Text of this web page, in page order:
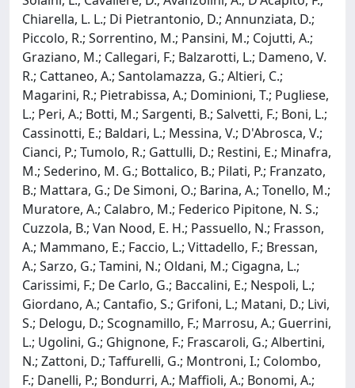
Chiarella, L. L.; Di Pietrantonio, D.; Annunziata, D.;
Piccolo, R.; Sorrentino, M.; Pansini, M.; Cojutti, A.;
Graziano, M.; Callegari, F.; Balzarotti, L.; Dameno, V.
R.; Cattaneo, A.; Santolamazza, G.; Altieri, C.;
Magarini, R.; Pietrabissa, A.; Dominioni, T.; Pugliese,
L.; Peri, A.; Botti, M.; Sargenti, B.; Salvetti, F.; Boni, L.;
Cassinotti, E.; Baldari, L.; Messina, V.; D'Abrosca, V.;
Cianci, P.; Tumolo, R.; Gattulli, D.; Restini, E.; Minafra,
M.; Sederino, M. G.; Bottalico, B.; Pilati, P.; Franzato,
B.; Mattara, G.; De Simoni, O.; Barina, A.; Tonello, M.;
Muratore, A.; Calabro, M.; Federico Pipitone, N. S.;
Cuzzola, B.; Van Nood, E. H.; Passuello, N.; Frasson,
A.; Mammano, E.; Faccio, L.; Vittadello, F.; Bressan,
A.; Sarzo, G.; Tamini, N.; Oldani, M.; Cigagna, L.;
Carissimi, F.; De Carlo, G.; Baccalini, E.; Nespoli, L.;
Giordano, A.; Cantafio, S.; Grifoni, L.; Matani, D.; Livi,
S.; Delogu, D.; Scognamillo, F.; Marrosu, A.; Guerrini,
L.; Ugolini, G.; Ghignone, F.; Frascaroli, G.; Albertini,
N.; Zattoni, D.; Taffurelli, G.; Montroni, I.; Colombo,
F.; Danelli, P.; Bondurri, A.; Maffioli, A.; Bonomi, A.;